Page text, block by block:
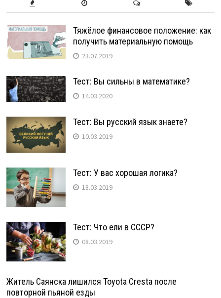
Тяжёлое финансовое положение: как
получить материальную помощь
23.07.2019
Тест: Вы сильны в математике?
14.03.2020
Тест: Вы русский язык знаете?
10.03.2019
Тест: У вас хорошая логика?
18.03.2019
Тест: Что ели в СССР?
08.03.2019
Житель Саянска лишился Toyota Cresta после
повторной пьяной езды